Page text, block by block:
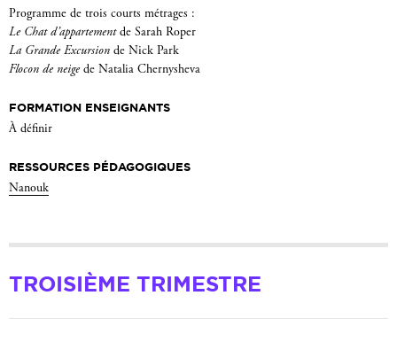
Programme de trois courts métrages :
Le Chat d’appartementde Sarah Roper
La Grande Excursion de Nick Park
Flocon de neigede Natalia Chernysheva
FORMATION ENSEIGNANTS
À définir
RESSOURCES PÉDAGOGIQUES
Nanouk
TROISIÈME TRIMESTRE